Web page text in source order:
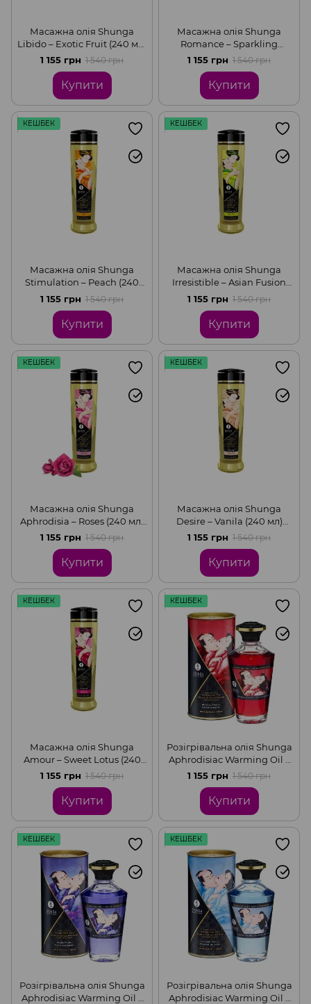
Масажна олія Shunga
Libido – Exotic Fruit (240 мл)
натуральна
зволожувальна
1 155 грн 1 540 грн
Купити
Масажна олія Shunga
Romance – Sparkling
Strawberry Wine (240 мл)
натуральна
зволожувальна
1 155 грн 1 540 грн
Купити
КЕШБЕК
Масажна олія Shunga
Stimulation – Peach (240
мл) натуральна
зволожувальна
1 155 грн 1 540 грн
Купити
КЕШБЕК
Масажна олія Shunga
Irresistible – Asian Fusion
(240 мл) натуральна
зволожувальна
1 155 грн 1 540 грн
Купити
КЕШБЕК
Масажна олія Shunga
Aphrodisia – Roses (240 мл)
натуральна
зволожувальна
1 155 грн 1 540 грн
Купити
КЕШБЕК
Масажна олія Shunga
Desire – Vanila (240 мл)
натуральна
зволожувальна
1 155 грн 1 540 грн
Купити
КЕШБЕК
Масажна олія Shunga
Amour – Sweet Lotus (240
мл) натуральна
зволожувальна
1 155 грн 1 540 грн
Купити
КЕШБЕК
Розігрівальна олія Shunga
Aphrodisiac Warming Oil –
Blazing Cherry (100 мл) без
цукру, смачна
1 155 грн 1 540 грн
Купити
КЕШБЕК
Розігрівальна олія Shunga
Aphrodisiac Warming Oil –
КЕШБЕК
Розігрівальна олія Shunga
Aphrodisiac Warming Oil –